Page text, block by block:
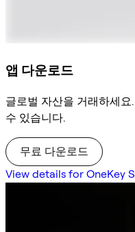
앱 다운로드
글로벌 자산을 거래하세
수 있습니다.
무료 다운로드
View details for OneKey